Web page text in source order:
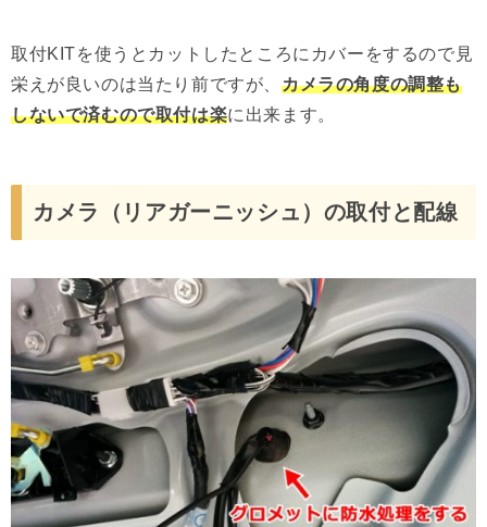
取付KITを使うとカットしたところにカバーをするので見
栄えが良いのは当たり前ですが、 カメラの角度の調整も
しないで済むので取付は楽に出来ます。
カメラ（リアガーニッシュ）の取付と配線